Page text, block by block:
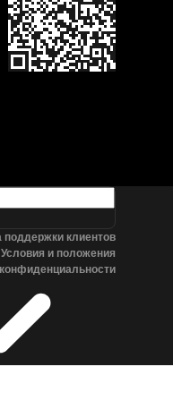
клиентов
Условия и положения